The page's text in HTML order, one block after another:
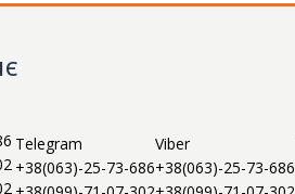
Telegram
+38(063)-25-73-686
Viber
+38(063)-25-73-686